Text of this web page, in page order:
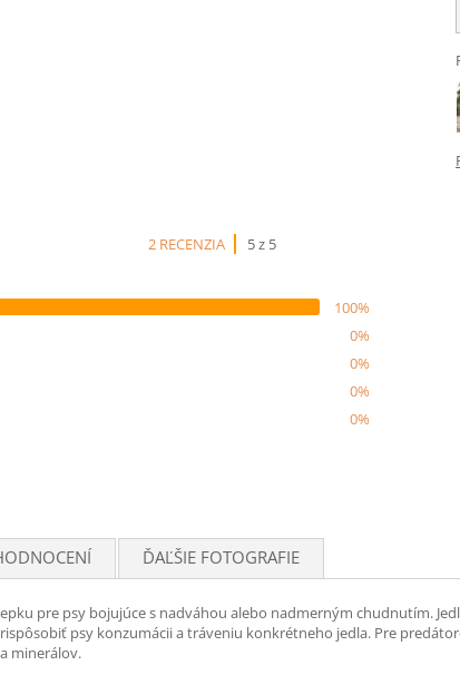
2 RECENZIA 5 z 5
100%
0%
0%
0%
0%
ĎAĽŠIE FOTOGRAFIE
pre psy bojujúce s nadváhou alebo nadmerným chudnutím.
psy konzumácii a tráveniu konkrétneho jedla. Pre
minerálov.